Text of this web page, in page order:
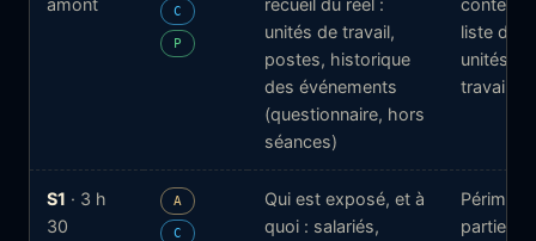
C
P
unités de travail,
postes, historique
des événements
(questionnaire, hors
séances)
liste des
unités de
travail
S1 · 3 h
30
A
C
Qui est exposé, et à
quoi : salariés,
parties